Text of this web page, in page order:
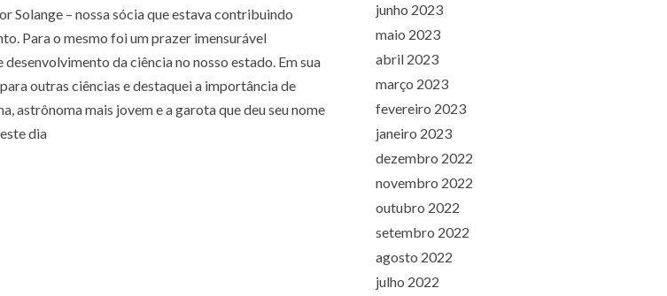
Solange – nossa sócia que estava contribuindo
Para o mesmo foi um prazer imensurável
da ciência no nosso estado. Em sua
outras ciências e destaquei a importância de
astrônoma mais jovem e a garota que deu seu nome
dia
junho 2023
maio 2023
abril 2023
março 2023
fevereiro 2023
janeiro 2023
dezembro 2022
novembro 2022
outubro 2022
setembro 2022
agosto 2022
julho 2022